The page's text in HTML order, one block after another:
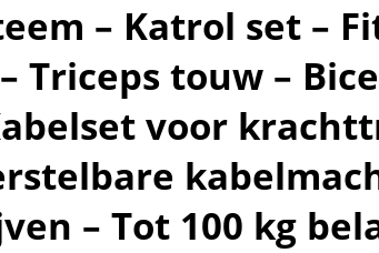
– Katrol set –
Triceps touw –
voor
– Tot 100 kg